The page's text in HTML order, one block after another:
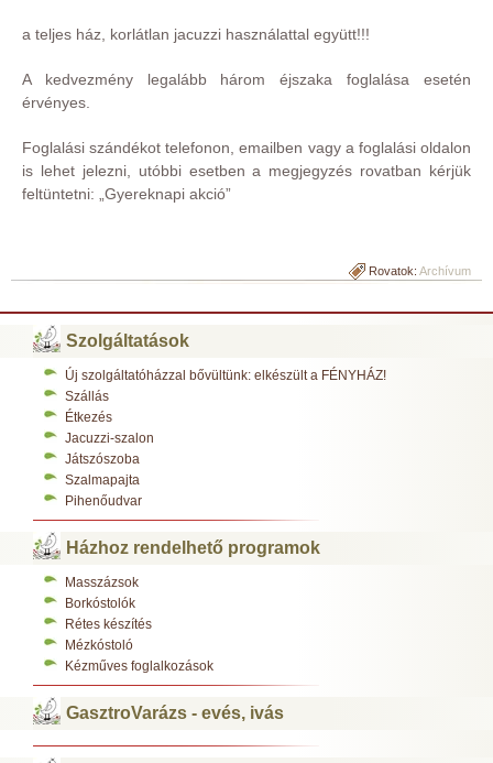
a teljes ház, korlátlan jacuzzi használattal együtt!!!
A kedvezmény legalább három éjszaka foglalása esetén
érvényes.
Foglalási szándékot telefonon, emailben vagy a foglalási oldalon
is lehet jelezni, utóbbi esetben a megjegyzés rovatban kérjük
feltüntetni: „Gyereknapi akció”
Rovatok: Archívum
Szolgáltatások
Új szolgáltatóházzal bővültünk: elkészült a FÉNYHÁZ!
Szállás
Étkezés
Jacuzzi-szalon
Játszószoba
Szalmapajta
Pihenőudvar
Házhoz rendelhető programok
Masszázsok
Borkóstolók
Rétes készítés
Mézkóstoló
Kézműves foglalkozások
GasztroVarázs - evés, ivás